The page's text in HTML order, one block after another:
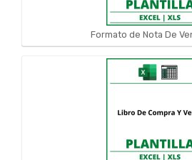
Formato de Nota De